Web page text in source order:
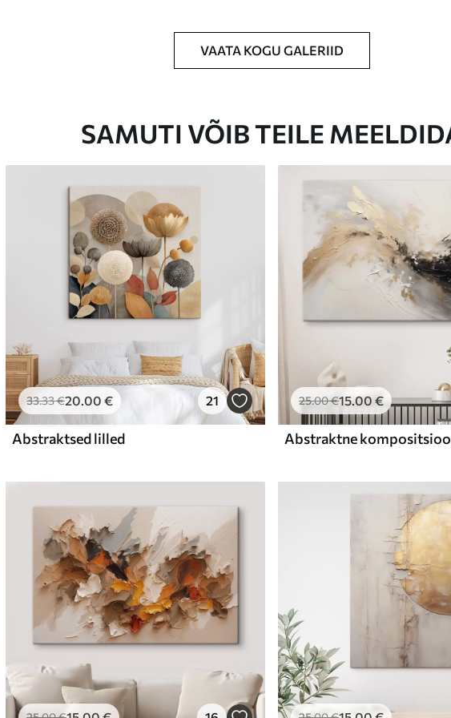
VAATA KOGU GALERIID
SAMUTI VÕIB TEILE
33.33€20.00 € 21
Abstraktsed lilled
25.00€15.00 €